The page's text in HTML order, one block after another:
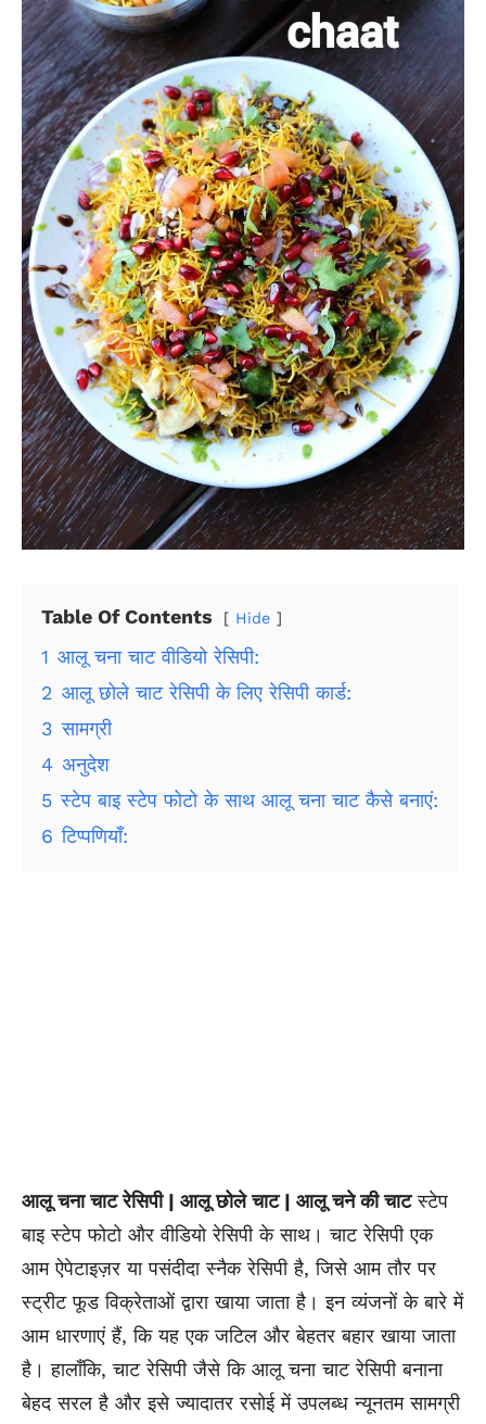
Table Of Contents Hide
1 आलू चना चाट वीडियो रेसिपी:
2 आलू छोले चाट रेसिपी के लिए रेसिपी कार्ड:
3 सामग्री
4 अनुदेश
5 स्टेप बाइ स्टेप फोटो के साथ आलू चना चाट कैसे बनाएं:
6 टिप्पणियाँ:
आलू चना चाट रेसिपी | आलू छोले चाट | आलू चने की चाटस्टेप
बाइ स्टेप फोटो और वीडियो रेसिपी के साथ। चाट रेसिपी एक
आम ऐपेटाइज़र या पसंदीदा स्नैक रेसिपी है, जिसे आम तौर पर
स्ट्रीट फूड विक्रेताओं द्वारा खाया जाता है। इन व्यंजनों के बारे में
आम धारणाएं हैं, कि यह एक जटिल और बेहतर बहार खाया जाता
है। हालाँकि, चाट रेसिपी जैसे कि आलू चना चाट रेसिपी बनाना
बेहद सरल है और इसे ज्यादातर रसोई में उपलब्ध न्यूनतम सामग्री